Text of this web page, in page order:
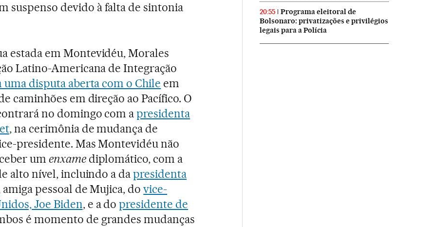
suspenso devido à falta de sintonia
estada em Montevidéu, Morales
Latino-Americana de Integração
uma disputa aberta com o Chile em
caminhões em direção ao Pacífico. O
no domingo com apresidenta
, na cerimônia de mudança de
presidente. Mas Montevidéu não
um enxamediplomático, com a
alto nível, incluindo a dapresidenta
amiga pessoal de Mujica, dovice-
Joe Biden, e a dopresidente de
é momento de grandes mudanças
20:55
Programa eleitoral de
Bolsonaro: privatizações e privilégios
legais para a Polícia